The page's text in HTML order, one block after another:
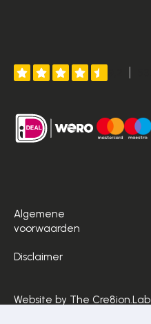
Algemene
voorwaarden
Disclaimer
Website by The Cre8ion.Lab